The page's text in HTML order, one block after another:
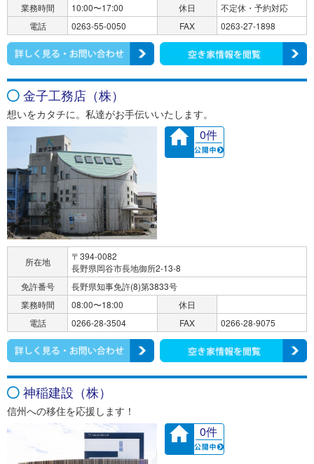
業務時間
10:00〜17:00 休日
不定休・予約対応
電話
0263-55-0050 FAX 0263-27-1898
金子工務店（株）
想いをカタチに。私達がお手伝いいたします。
0件
所在地
〒394-0082
長野県岡谷市長地御所2-13-8
免許番号
長野県知事免許(8)第3833号
業務時間
08:00〜18:00
休日
電話
0266-28-3504 FAX 0266-28-9075
神稲建設（株）
信州への移住を応援します！
0件